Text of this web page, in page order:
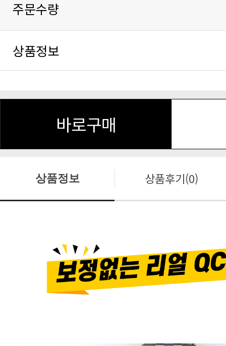
주문수량
상품정보
바로구매
상품정보 상품후기(0)